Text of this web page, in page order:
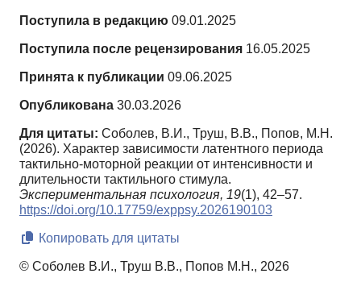
Поступила в редакцию 09.01.2025
Поступила после рецензирования 16.05.2025
Принята к публикации 09.06.2025
Опубликована 30.03.2026
Для цитаты: Соболев, В.И., Труш, В.В., Попов, М.Н.
(2026). Характер зависимости латентного периода
тактильно-моторной реакции от интенсивности и
длительности тактильного стимула.
Экспериментальная психология, 19(1), 42–57.
https://doi.org/10.17759/exppsy.2026190103
Копировать для цитаты
© Соболев В.И., Труш В.В., Попов М.Н., 2026